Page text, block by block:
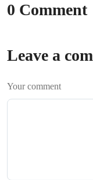
0 Comment
Leave a
Your comment